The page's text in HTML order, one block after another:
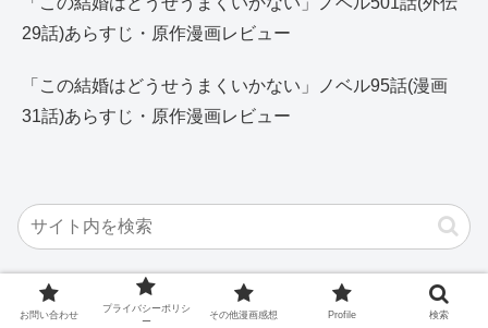
29話)あらすじ・原作漫画レビュー
「この結婚はどうせうまくいかない」ノベル95話(漫画
31話)あらすじ・原作漫画レビュー
お問い合わせ
プライバシーポリシ
ー
その他漫画感想 Profile 検索